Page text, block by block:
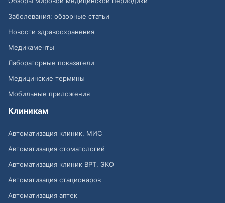
Заболевания: обзорные статьи
Новости здравоохранения
Медикаменты
Лабораторные показатели
Медицинские термины
Мобильные приложения
Клиникам
Автоматизация клиник, МИС
Автоматизация стоматологий
Автоматизация клиник ВРТ, ЭКО
Автоматизация стационаров
Автоматизация аптек